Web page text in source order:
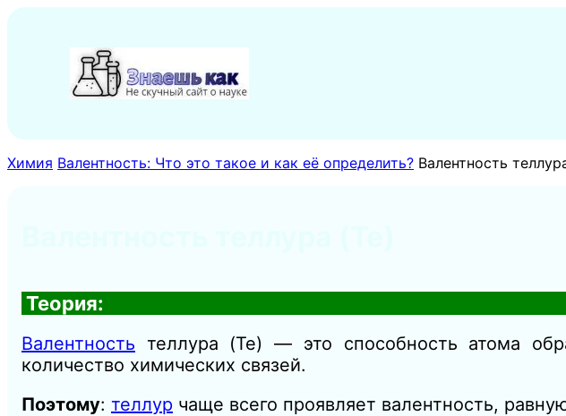
содержимому
Химия Валентность: Что это такое и как её определить? Валентность
Теория:
Валентность теллура (Te) — это способность атома
количество химических связей.
Поэтому: теллур чаще всего проявляет валентность,